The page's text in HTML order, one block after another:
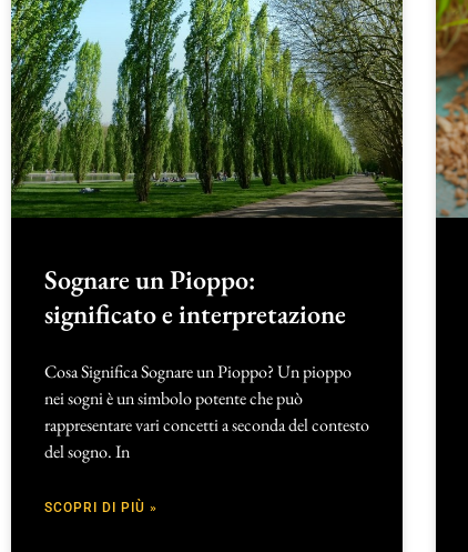
Sognare un Pioppo:
significato e interpretazione
Cosa Significa Sognare un Pioppo? Un pioppo
nei sogni è un simbolo potente che può
rappresentare vari concetti a seconda del contesto
del sogno. In
SCOPRI DI PIÙ »